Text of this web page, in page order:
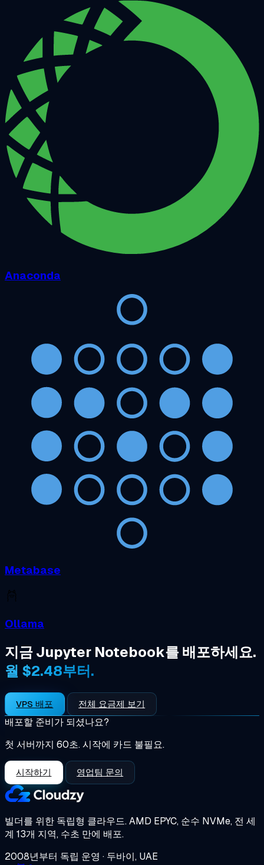
Anaconda
Metabase
Ollama
지금 Jupyter Notebook를 배포하세요.
월 $2.48부터.
VPS 배포 전체 요금제 보기
배포할 준비가 되셨나요?
첫 서버까지 60초. 시작에 카드 불필요.
시작하기 영업팀 문의
빌더를 위한 독립형 클라우드.AMD EPYC, 순수 NVMe, 전 세
계 13개 지역, 수초 만에 배포.
2008년부터 독립 운영 · 두바이, UAE